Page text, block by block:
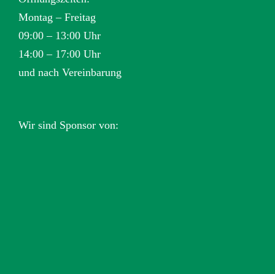
Montag – Freitag
09:00 – 13:00 Uhr
14:00 – 17:00 Uhr
und nach Vereinbarung
Wir sind Sponsor von: